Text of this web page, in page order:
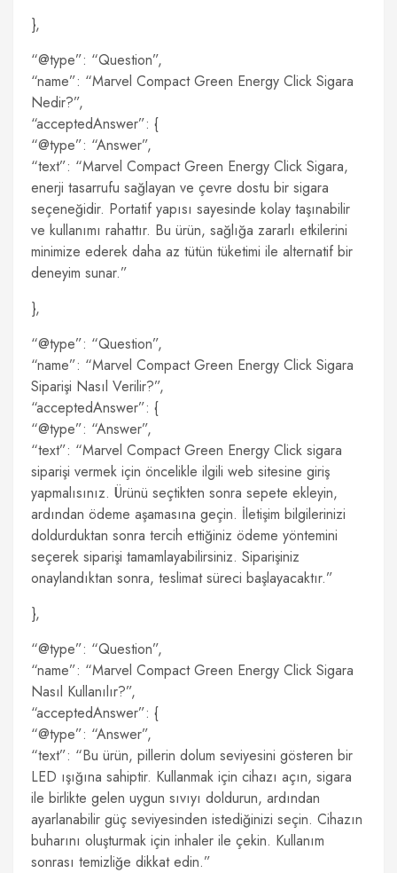
},
“@type”: “Question”,
“name”: “Marvel Compact Green Energy Click Sigara
Nedir?”,
“acceptedAnswer”: {
“@type”: “Answer”,
“text”: “Marvel Compact Green Energy Click Sigara,
enerji tasarrufu sağlayan ve çevre dostu bir sigara
seçeneğidir. Portatif yapısı sayesinde kolay taşınabilir
ve kullanımı rahattır. Bu ürün, sağlığa zararlı etkilerini
minimize ederek daha az tütün tüketimi ile alternatif bir
deneyim sunar.”
},
“@type”: “Question”,
“name”: “Marvel Compact Green Energy Click Sigara
Siparişi Nasıl Verilir?”,
“acceptedAnswer”: {
“@type”: “Answer”,
“text”: “Marvel Compact Green Energy Click sigara
siparişi vermek için öncelikle ilgili web sitesine giriş
yapmalısınız. Ürünü seçtikten sonra sepete ekleyin,
ardından ödeme aşamasına geçin. İletişim bilgilerinizi
doldurduktan sonra tercih ettiğiniz ödeme yöntemini
seçerek siparişi tamamlayabilirsiniz. Siparişiniz
onaylandıktan sonra, teslimat süreci başlayacaktır.”
},
“@type”: “Question”,
“name”: “Marvel Compact Green Energy Click Sigara
Nasıl Kullanılır?”,
“acceptedAnswer”: {
“@type”: “Answer”,
“text”: “Bu ürün, pillerin dolum seviyesini gösteren bir
LED ışığına sahiptir. Kullanmak için cihazı açın, sigara
ile birlikte gelen uygun sıvıyı doldurun, ardından
ayarlanabilir güç seviyesinden istediğinizi seçin. Cihazın
buharını oluşturmak için inhaler ile çekin. Kullanım
sonrası temizliğe dikkat edin.”